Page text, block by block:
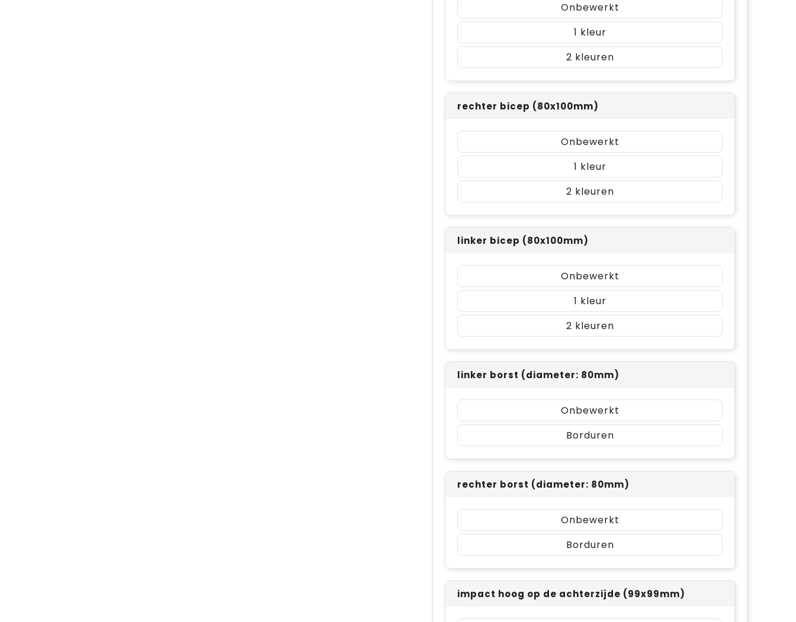
Onbewerkt
1
2
rechter bicep (80x100mm)
Onbewerkt
1
2
linker bicep (80x100mm)
Onbewerkt
1
2
linker borst (diameter: 80mm)
Onbewerkt
Borduren
rechter borst (diameter: 80mm)
Onbewerkt
Borduren
impact hoog op de achterzijde (99x99mm)